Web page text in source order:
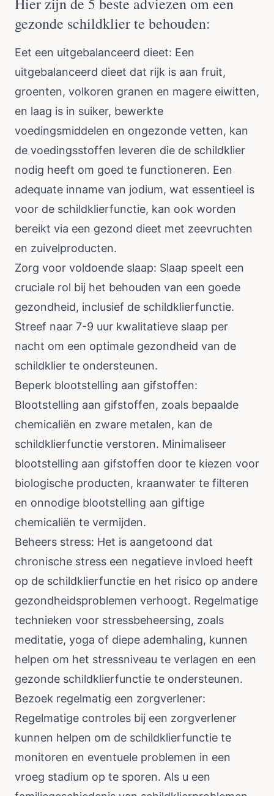
gezonde schildklier te behouden:
Eet een uitgebalanceerd dieet: Een
uitgebalanceerd dieet dat rijk is aan fruit,
groenten, volkoren granen en magere eiwitten,
en laag is in suiker, bewerkte
voedingsmiddelen en ongezonde vetten, kan
de voedingsstoffen leveren die de schildklier
nodig heeft om goed te functioneren. Een
adequate inname van jodium, wat essentieel is
voor de schildklierfunctie, kan ook worden
bereikt via een gezond dieet met zeevruchten
en zuivelproducten.
Zorg voor voldoende slaap: Slaap speelt een
cruciale rol bij het behouden van een goede
gezondheid, inclusief de schildklierfunctie.
Streef naar 7-9 uur kwalitatieve slaap per
nacht om een optimale gezondheid van de
schildklier te ondersteunen.
Beperk blootstelling aan gifstoffen:
Blootstelling aan gifstoffen, zoals bepaalde
chemicaliën en zware metalen, kan de
schildklierfunctie verstoren. Minimaliseer
blootstelling aan gifstoffen door te kiezen voor
biologische producten, kraanwater te filteren
en onnodige blootstelling aan giftige
chemicaliën te vermijden.
Beheers stress: Het is aangetoond dat
chronische stress een negatieve invloed heeft
op de schildklierfunctie en het risico op andere
gezondheidsproblemen verhoogt. Regelmatige
technieken voor stressbeheersing, zoals
meditatie, yoga of diepe ademhaling, kunnen
helpen om het stressniveau te verlagen en een
gezonde schildklierfunctie te ondersteunen.
Bezoek regelmatig een zorgverlener:
Regelmatige controles bij een zorgverlener
kunnen helpen om de schildklierfunctie te
monitoren en eventuele problemen in een
vroeg stadium op te sporen. Als u een